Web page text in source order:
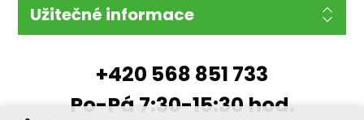
Užitečné informace
+420 568 851 733
Po-Pá 7:30-15:30 hod.